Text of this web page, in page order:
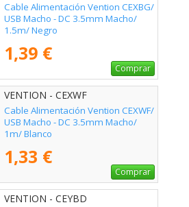
Cable Alimentación Vention CEXBG/
USB Macho - DC 3.5mm Macho/
1.5m/ Negro
1,39 €
Comprar
VENTION - CEXWF
Cable Alimentación Vention CEXWF/
USB Macho - DC 3.5mm Macho/
1m/ Blanco
1,33 €
Comprar
VENTION - CEYBD